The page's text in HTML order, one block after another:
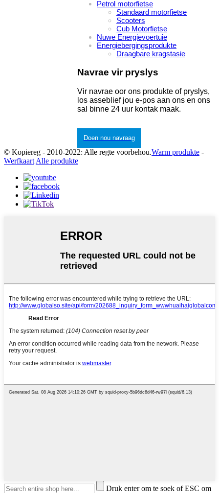
Petrol motorfietse
Standaard motorfietse
Scooters
Cub Motorfietse
Nuwe Energievoertuie
Energiebergingsprodukte
Draagbare kragstasie
Navrae vir pryslys
Vir navrae oor ons produkte of pryslys,
los asseblief jou e-pos aan ons en ons
sal binne 24 uur kontak maak.
Doen nou navraag
© Kopiereg - 2010-2022: Alle regte voorbehou.Warm produkte -
Werfkaart Alle produkte
Druk enter om te soek of ESC om